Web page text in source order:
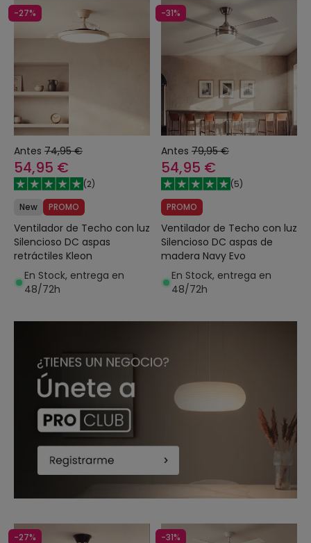
-27%
Antes 74,95 €
54,95 €
(2)
New
PROMO
Ventilador de Techo con luz
Silencioso DC aspas
retráctiles Kleon
En Stock, entrega en
48/72h
-31%
Antes 79,95 €
54,95 €
(5)
PROMO
Ventilador de Techo con luz
Silencioso DC aspas de
madera Navy Evo
En Stock, entrega en
48/72h
-27% -31%